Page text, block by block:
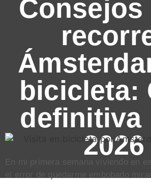
Consejos
bicicleta:
definitiva
2026
En mi primera semana viviendo en
el error de quedarme embobado